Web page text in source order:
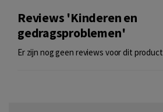
Reviews 'Kinderen en
gedragsproblemen'
Er zijn nog geen reviews voor dit product